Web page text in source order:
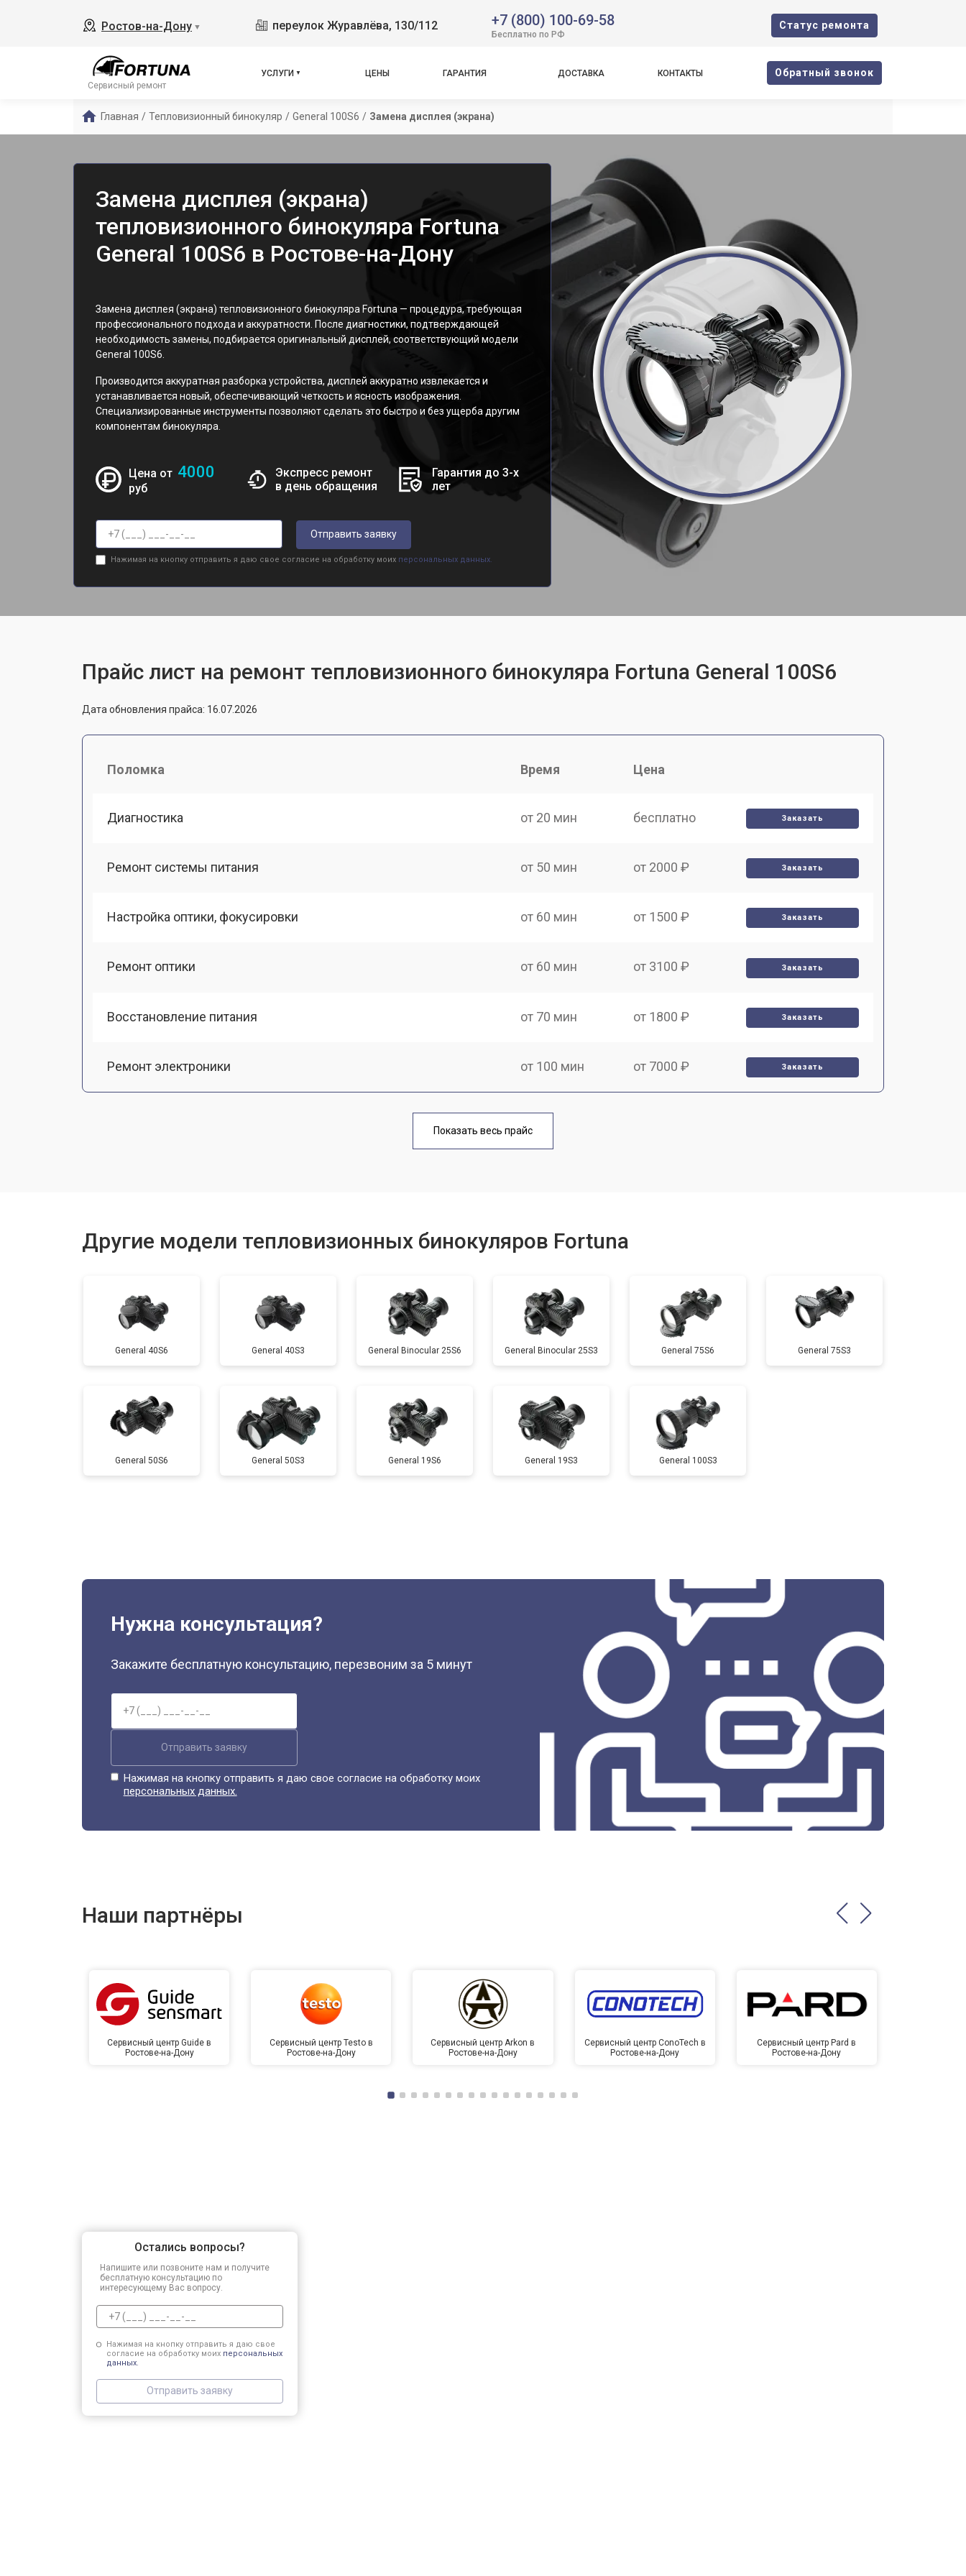
Ростов-на-Дону ▼ переулок Журавлёва, 130/112 +7 (800) 100-69-58
Бесплатно по РФ
Cтатус ремонта
Сервисный ремонт
УСЛУГИ ЦЕНЫ ГАРАНТИЯ ДОСТАВКА КОНТАКТЫ Oбратный звонок
Главная / Тепловизионный бинокуляр / General 100S6 / Замена дисплея (экрана)
Замена дисплея (экрана)
тепловизионного бинокуляра Fortuna
General 100S6 в Ростове-на-Дону
Замена дисплея (экрана) тепловизионного бинокуляра Fortuna — процедура, требующая
профессионального подхода и аккуратности. После диагностики, подтверждающей
необходимость замены, подбирается оригинальный дисплей, соответствующий модели
General 100S6.
Производится аккуратная разборка устройства, дисплей аккуратно извлекается и
устанавливается новый, обеспечивающий четкость и ясность изображения.
Специализированные инструменты позволяют сделать это быстро и без ущерба другим
компонентам бинокуляра.
Цена от 4000
руб
Экспресс ремонт
в день обращения
Гарантия до 3-х
лет
Отправить заявку
Нажимая на кнопку отправить я даю свое согласие на обработку моих персональных данных.
Прайс лист на ремонт тепловизионного бинокуляра Fortuna General 100S6
Дата обновления прайса: 16.07.2026
Поломка Время Цена
Диагностика от 20 мин бесплатно Заказать
Ремонт системы питания от 50 мин от 2000 ₽ Заказать
Настройка оптики, фокусировки от 60 мин от 1500 ₽ Заказать
Ремонт оптики от 60 мин от 3100 ₽ Заказать
Восстановление питания от 70 мин от 1800 ₽ Заказать
Ремонт электроники от 100 мин от 7000 ₽ Заказать
от 70 мин
Показать весь прайс
Другие модели тепловизионных бинокуляров Fortuna
General 40S6 General 40S3 General Binocular 25S6 General Binocular 25S3 General 75S6 General 75S3
General 50S6 General 50S3 General 19S6 General 19S3 General 100S3
Нужна консультация?
Закажите бесплатную консультацию, перезвоним за 5 минут
Отправить заявку
Нажимая на кнопку отправить я даю свое согласие на обработку моих
персональных данных.
Наши партнёры
Сервисный центр Guide в
Ростове-на-Дону
Сервисный центр Testo в
Ростове-на-Дону
Сервисный центр Arkon в
Ростове-на-Дону
Сервисный центр ConoTech в
Ростове-на-Дону
Сервисный центр Pard в
Ростове-на-Дону
Остались вопросы?
Напишите или позвоните нам и получите
бесплатную консультацию по
интересующему Вас вопросу.
Нажимая на кнопку отправить я даю свое
согласие на обработку моих персональных
данных.
Отправить заявку